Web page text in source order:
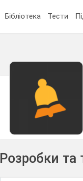
Бібліотека Тести
Розробки та